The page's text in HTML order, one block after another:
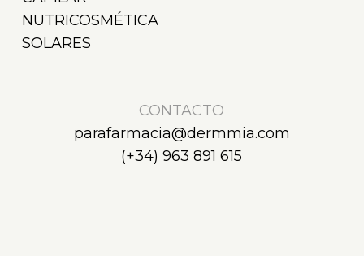
NUTRICOSMÉTICA
SOLARES
CONTACTO
parafarmacia@dermmia.com
(+34) 963 891 615